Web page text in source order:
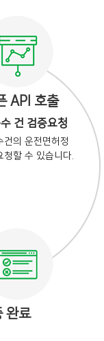
API 호출
건 검증요청
건의 운전면허정
청할 수 있습니다.
완료